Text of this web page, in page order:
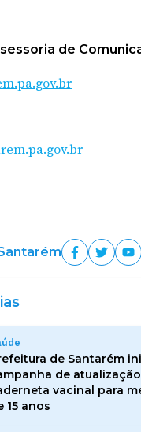
de
de Santarém
de
vacinal para
15 anos